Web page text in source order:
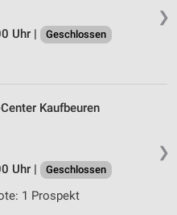
❯
Uhr |
Geschlossen
❯
Kaufbeuren
Uhr |
Geschlossen
1 Prospekt